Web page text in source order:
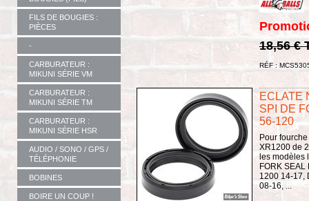
FILS DE BOUGIES :
PIÈCES
-
CARBURATEUR :
MIKUNI SÉRIE VM
CARBURATEUR :
MIKUNI SÉRIE TM
CARBURATEUR :
MIKUNI SÉRIE HSR
AUDIO / SONO / GPS /
TÉLÉPHONIE
BOBINES
BOIRE UN COUP !
18,56 €
RÉF :
ECLATE
SPI DE
56-120
Pour
XR1200 de
les modèles
FORK
1200 14-17,
08-16, ...